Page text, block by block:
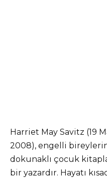
Harriet May Savitz (19
2008), engelli
dokunaklı çocuk
bir yazardır. Hayatı